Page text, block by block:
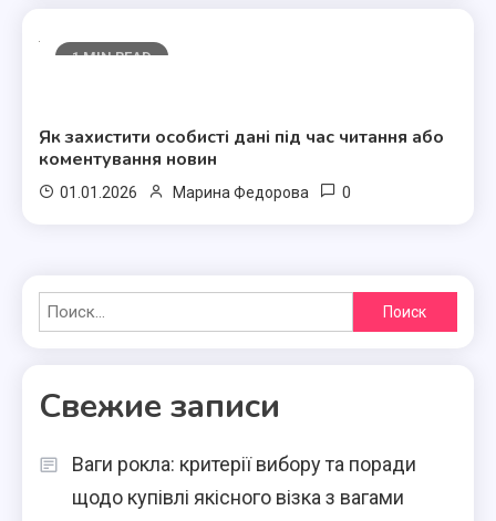
1 MIN READ
Як захистити особисті дані під час читання або
коментування новин
01.01.2026 Марина Федорова 0
Найти:
Свежие записи
Ваги рокла: критерії вибору та поради
щодо купівлі якісного візка з вагами